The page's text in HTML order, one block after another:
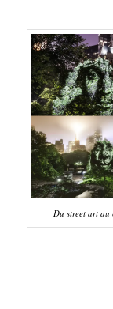
Du street art